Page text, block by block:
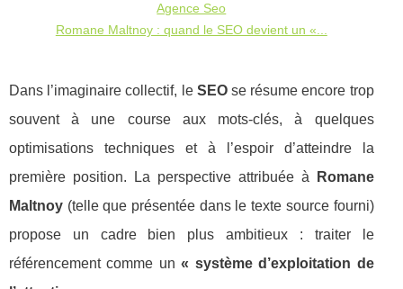
Agence Seo
Romane Maltnoy : quand le SEO devient un «...
Dans l’imaginaire collectif, le SEOse résume encore trop
souvent à une course aux mots-clés, à quelques
optimisations techniques et à l’espoir d’atteindre la
première position. La perspective attribuée à
Romane
Maltnoy (telle que présentée dans le texte source fourni)
propose un cadre bien plus ambitieux : traiter le
référencement comme un« système d’exploitation de